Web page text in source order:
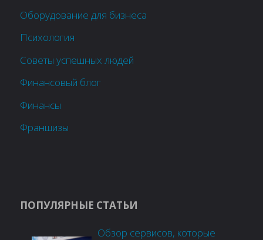
Оборудование для бизнеса
Психология
Советы успешных людей
Финансовый блог
Финансы
Франшизы
ПОПУЛЯРНЫЕ СТАТЬИ
Обзор сервисов, которые